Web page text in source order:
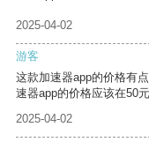
2025-04-02
游客
这款加速器app的价格有
速器app的价格应该在50
2025-04-02